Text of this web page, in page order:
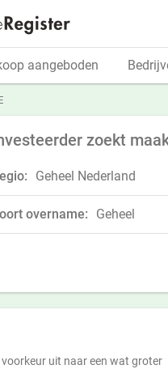
zoekt
Geheel Nederland
overname: Geheel
uit naar een wat groter
aangeboden